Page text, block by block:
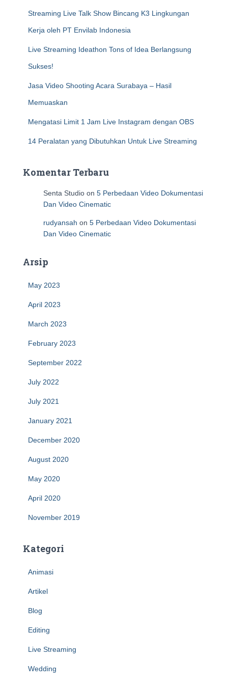
Streaming Live Talk Show Bincang K3 Lingkungan
Kerja oleh PT Envilab Indonesia
Live Streaming Ideathon Tons of Idea Berlangsung
Sukses!
Jasa Video Shooting Acara Surabaya – Hasil
Memuaskan
Mengatasi Limit 1 Jam Live Instagram dengan OBS
14 Peralatan yang Dibutuhkan Untuk Live Streaming
Komentar Terbaru
Senta Studio on 5 Perbedaan Video Dokumentasi
Dan Video Cinematic
rudyansah on 5 Perbedaan Video Dokumentasi
Dan Video Cinematic
Arsip
May 2023
April 2023
March 2023
February 2023
September 2022
July 2022
July 2021
January 2021
December 2020
August 2020
May 2020
April 2020
November 2019
Kategori
Animasi
Artikel
Blog
Editing
Live Streaming
Wedding